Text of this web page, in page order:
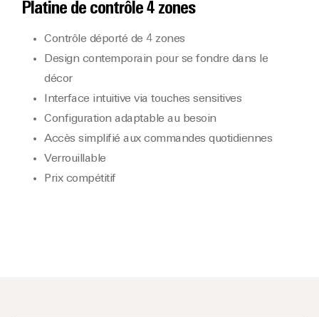
Platine de contrôle 4 zones
Contrôle déporté de 4 zones
Design contemporain pour se fondre dans le
décor
Interface intuitive via touches sensitives
Configuration adaptable au besoin
Accès simplifié aux commandes quotidiennes
Verrouillable
Prix compétitif